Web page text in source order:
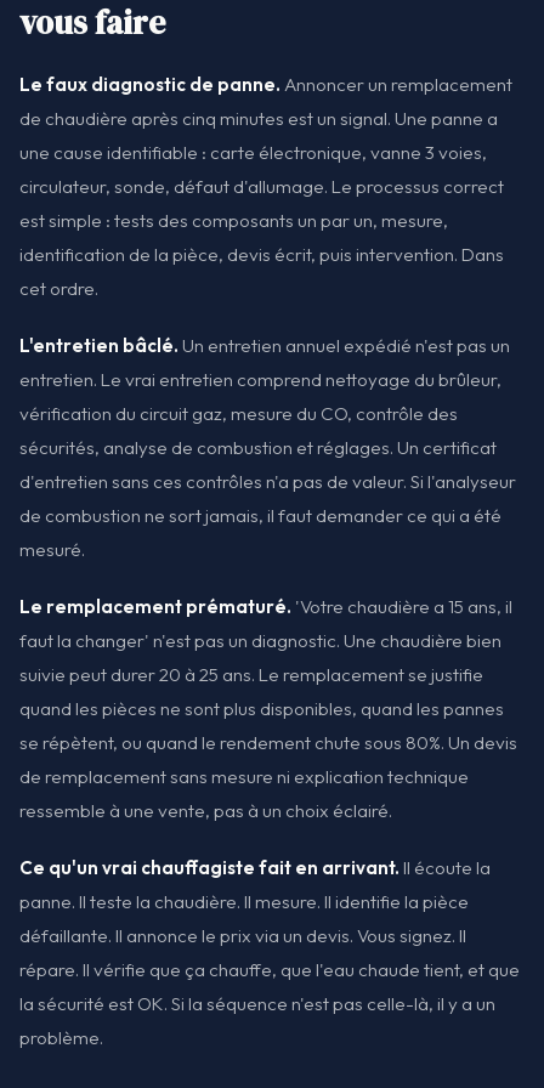
vous faire
Le faux diagnostic de panne. Annoncer un remplacement
de chaudière après cinq minutes est un signal. Une panne a
une cause identifiable : carte électronique, vanne 3 voies,
circulateur, sonde, défaut d'allumage. Le processus correct
est simple : tests des composants un par un, mesure,
identification de la pièce, devis écrit, puis intervention. Dans
cet ordre.
L'entretien bâclé. Un entretien annuel expédié n'est pas un
entretien. Le vrai entretien comprend nettoyage du brûleur,
vérification du circuit gaz, mesure du CO, contrôle des
sécurités, analyse de combustion et réglages. Un certificat
d'entretien sans ces contrôles n'a pas de valeur. Si l'analyseur
de combustion ne sort jamais, il faut demander ce qui a été
mesuré.
Le remplacement prématuré. 'Votre chaudière a 15 ans, il
faut la changer' n'est pas un diagnostic. Une chaudière bien
suivie peut durer 20 à 25 ans. Le remplacement se justifie
quand les pièces ne sont plus disponibles, quand les pannes
se répètent, ou quand le rendement chute sous 80%. Un devis
de remplacement sans mesure ni explication technique
ressemble à une vente, pas à un choix éclairé.
Ce qu'un vrai chauffagiste fait en arrivant. Il écoute la
panne. Il teste la chaudière. Il mesure. Il identifie la pièce
défaillante. Il annonce le prix via un devis. Vous signez. Il
répare. Il vérifie que ça chauffe, que l'eau chaude tient, et que
la sécurité est OK. Si la séquence n'est pas celle-là, il y a un
problème.